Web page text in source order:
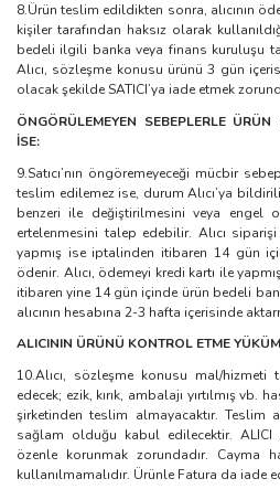
8.Ürün teslim edildikten sonra, alıcının
kişiler tarafından haksız olarak
bedeli ilgili banka veya finans kuruluşu
Alıcı, sözleşme konusu ürünü 3 gün
olacak şekilde SATICI’ya iade etmek
ÖNGÖRÜLEMEYEN SEBEPLERLE
İSE:
9.Satıcı’nın öngöremeyeceği mücbir
teslim edilemez ise, durum Alıcı’ya
benzeri ile değiştirilmesini veya engel
ertelenmesini talep edebilir. Alıcı
yapmış ise iptalinden itibaren 14 gün
ödenir. Alıcı, ödemeyi kredi kartı ile
itibaren yine 14 gün içinde ürün bedeli
alıcının hesabına 2-3 hafta içerisinde
ALICININ ÜRÜNÜ KONTROL ETME
10.Alıcı, sözleşme konusu mal/
edecek; ezik, kırık, ambalajı yırtılmış vb.
şirketinden teslim almayacaktır. Teslim
sağlam olduğu kabul edilecektir.
özenle korunmak zorundadır. Cayma
kullanılmamalıdır. Ürünle Fatura da iade